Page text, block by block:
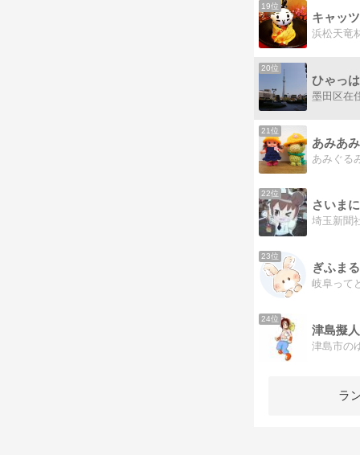
19位
キャッ
20位
ひゃっ
21位
あみあ
22位
さいま
23位
ぎふま
24位
津島擬
ラ